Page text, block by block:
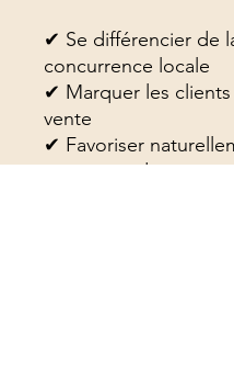
✔ Se différencier de
concurrence locale
✔ Marquer les clients
vente
✔ Favoriser
recommandations